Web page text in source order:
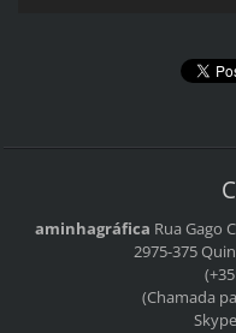
aminhagráfica Rua Gago
2975-375
(Chamada